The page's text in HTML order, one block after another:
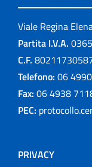
Viale Regina
Partita I.V.A.
C.F.
Telefono: 06
Fax: 06 4938
PEC:
PRIVACY